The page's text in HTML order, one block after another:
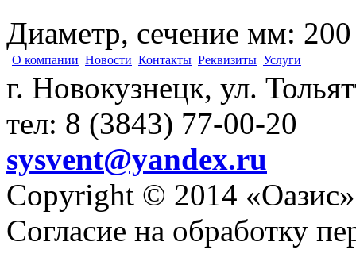
Диаметр, сечение мм: 200
О компании Новости Контакты Реквизиты Услуги
г. Новокузнецк, ул.
тел: 8 (3843) 77-00-20
sysvent@yandex.ru
Copyright © 2014 «Оазис»
Согласие на обработку